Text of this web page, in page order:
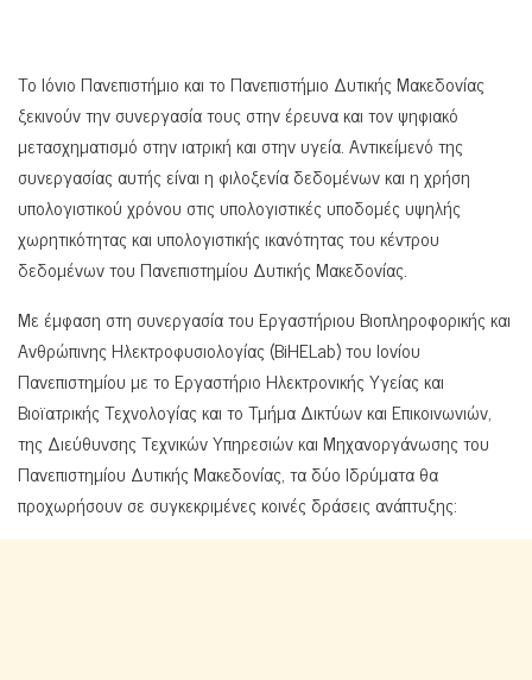
Το Ιόνιο Πανεπιστήμιο και το Πανεπιστήμιο Δυτικής Μακεδονίας
ξεκινούν την συνεργασία τους στην έρευνα και τον ψηφιακό
μετασχηματισμό στην ιατρική και στην υγεία. Αντικείμενό της
συνεργασίας αυτής είναι η φιλοξενία δεδομένων και η χρήση
υπολογιστικού χρόνου στις υπολογιστικές υποδομές υψηλής
χωρητικότητας και υπολογιστικής ικανότητας του κέντρου
δεδομένων του Πανεπιστημίου Δυτικής Μακεδονίας.
Με έμφαση στη συνεργασία του Εργαστήριου Βιοπληροφορικής και
Ανθρώπινης Ηλεκτροφυσιολογίας (BiHELab) του Ιονίου
Πανεπιστημίου με το Εργαστήριο Ηλεκτρονικής Υγείας και
Βιοϊατρικής Τεχνολογίας και το Τμήμα Δικτύων και Επικοινωνιών,
της Διεύθυνσης Τεχνικών Υπηρεσιών και Μηχανοργάνωσης του
Πανεπιστημίου Δυτικής Μακεδονίας, τα δύο Ιδρύματα θα
προχωρήσουν σε συγκεκριμένες κοινές δράσεις ανάπτυξης: